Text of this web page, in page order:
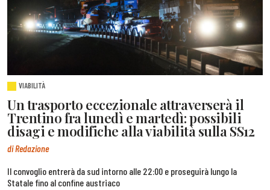
VIABILITÀ
Un trasporto eccezionale attraverserà il
Trentino fra lunedì e martedì: possibili
disagi e modifiche alla viabilità sulla SS12
di Redazione
Il convoglio entrerà da sud intorno alle 22:00 e proseguirà lungo la
Statale fino al confine austriaco